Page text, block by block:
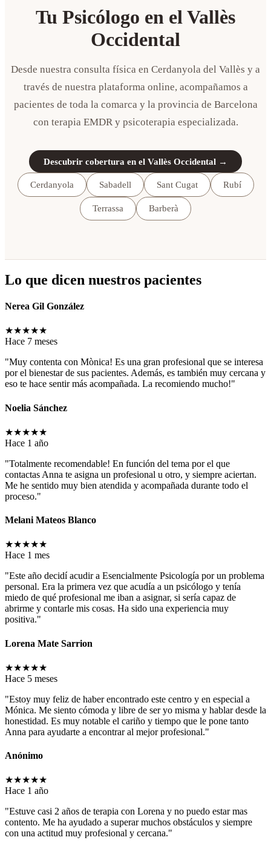
Tu Psicólogo en el Vallès
Occidental
Desde nuestra consulta física en Cerdanyola del Vallès y a
través de nuestra plataforma online, acompañamos a
pacientes de toda la comarca y la provincia de Barcelona
con terapia EMDR y psicoterapia especializada.
Descubrir cobertura en el Vallès Occidental →
Cerdanyola Sabadell Sant Cugat Rubí
Terrassa Barberà
Lo que dicen nuestros pacientes
Nerea Gil González
★★★★★
Hace 7 meses
"Muy contenta con Mònica! Es una gran profesional que se interesa
por el bienestar de sus pacientes. Además, es también muy cercana y
eso te hace sentir más acompañada. La recomiendo mucho!"
Noelia Sánchez
★★★★★
Hace 1 año
"Totalmente recomendable! En función del tema por el que
contactas Anna te asigna un profesional u otro, y siempre aciertan.
Me he sentido muy bien atendida y acompañada durante todo el
proceso."
Melani Mateos Blanco
★★★★★
Hace 1 mes
"Este año decidí acudir a Esencialmente Psicología por un problema
personal. Era la primera vez que acudía a un psicólogo y tenía
miedo de qué profesional me iban a asignar, si sería capaz de
abrirme y contarle mis cosas. Ha sido una experiencia muy
positiva."
Lorena Mate Sarrion
★★★★★
Hace 5 meses
"Estoy muy feliz de haber encontrado este centro y en especial a
Mónica. Me siento cómoda y libre de ser yo misma y hablar desde la
honestidad. Es muy notable el cariño y tiempo que le pone tanto
Anna para ayudarte a encontrar al mejor profesional."
Anónimo
★★★★★
Hace 1 año
"Estuve casi 2 años de terapia con Lorena y no puedo estar mas
contento. Me ha ayudado a superar muchos obstáculos y siempre
con una actitud muy profesional y cercana."